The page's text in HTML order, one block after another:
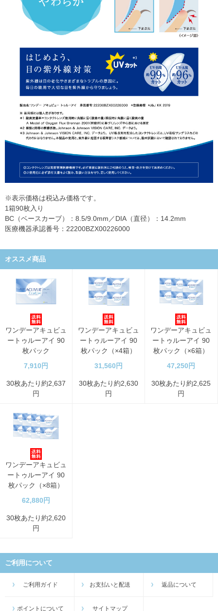
※表示価格は税込み価格です。
1箱90枚入り
BC（ベースカーブ）：8.5/9.0mm／DIA（直径）：14.2mm
医療機器承認番号：22200BZX00226000
オススメ商品
ワンデーアキュビュ
ートゥルーアイ 90
枚パック
7,910円
30枚あたり約2,637
円
ワンデーアキュビュ
ートゥルーアイ 90
枚パック（×4箱）
31,560円
30枚あたり約2,630
円
ワンデーアキュビュ
ートゥルーアイ 90
枚パック（×6箱）
47,250円
30枚あたり約2,625
円
ワンデーアキュビュ
ートゥルーアイ 90
枚パック（×8箱）
62,880円
30枚あたり約2,620
円
ご利用について
ご利用ガイド お支払いと配送 返品について
ポイントについて サイトマップ